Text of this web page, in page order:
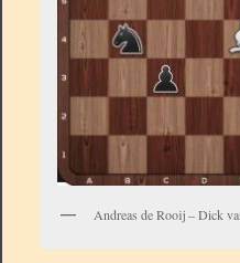
Andreas de Rooij – Dick